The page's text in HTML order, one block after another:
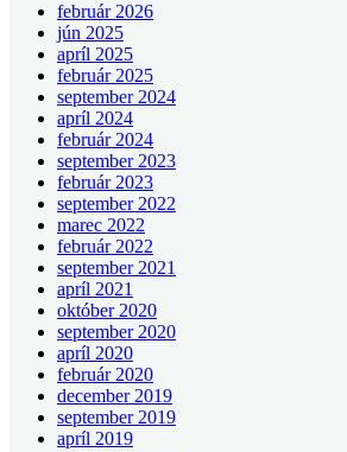
február 2026
jún 2025
apríl 2025
február 2025
september 2024
apríl 2024
február 2024
september 2023
február 2023
september 2022
marec 2022
február 2022
september 2021
apríl 2021
október 2020
september 2020
apríl 2020
február 2020
december 2019
september 2019
apríl 2019